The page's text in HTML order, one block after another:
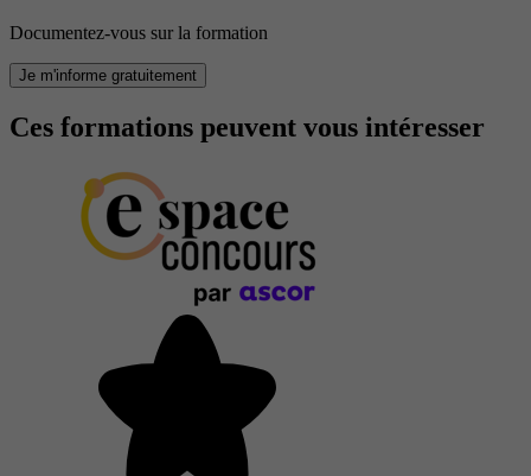
Documentez-vous sur la formation
Je m'informe gratuitement
Ces formations peuvent vous intéresser